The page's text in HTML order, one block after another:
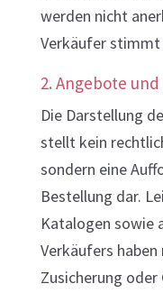
werden nicht
Verkäufer stimmt
2. Angebote
Die Darstellung
stellt kein
sondern eine
Bestellung dar.
Katalogen sowie
Verkäufers
Zusicherung oder